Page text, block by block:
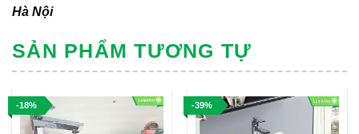
Hà Nội
SẢN PHẨM TƯƠNG TỰ
-18% -39%